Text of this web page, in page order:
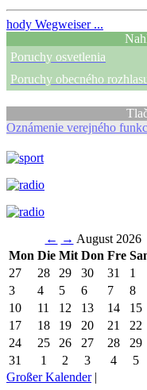
hody Wegweiser ...
Poruchy osvetlenia
Poruchy obecného
Oznámenie verejného
← → August 2026
Mon Die Mit Don Fre
27
28 29 30 31 1
3
4 5 6 7 8
10
11 12 13 14 15
17
18 19 20 21 22
24
25 26 27 28 29
31
1 2 3 4 5
Großer Kalender|